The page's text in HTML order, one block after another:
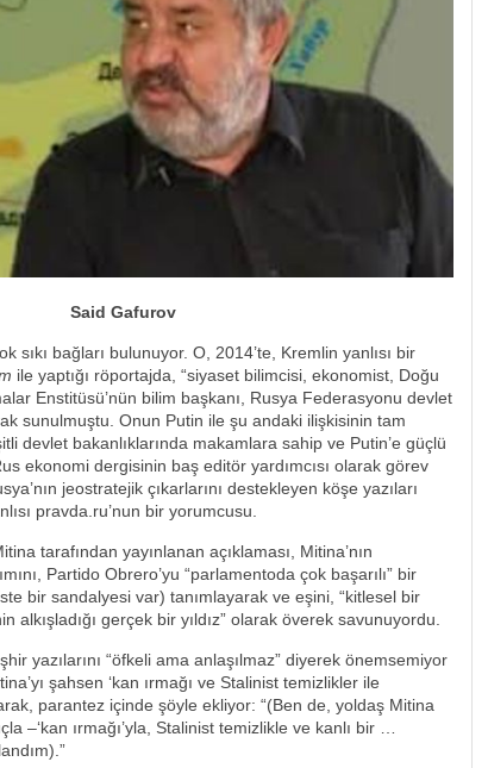
Said Gafurov
sıkı bağları bulunuyor. O, 2014’te, Kremlin yanlısı bir
ile yaptığı röportajda, “siyaset bilimcisi, ekonomist, Doğu
Enstitüsü’nün bilim başkanı, Rusya Federasyonu devlet
sunulmuştu. Onun Putin ile şu andaki ilişkisinin tam
devlet bakanlıklarında makamlara sahip ve Putin’e güçlü
ekonomi dergisinin baş editör yardımcısı olarak görev
jeostratejik çıkarlarını destekleyen köşe yazıları
pravda.ru’nun bir yorumcusu.
tarafından yayınlanan açıklaması, Mitina’nın
Partido Obrero’yu “parlamentoda çok başarılı” bir
bir sandalyesi var) tanımlayarak ve eşini, “kitlesel bir
alkışladığı gerçek bir yıldız” olarak överek savunuyordu.
yazılarını “öfkeli ama anlaşılmaz” diyerek önemsemiyor
şahsen ‘kan ırmağı ve Stalinist temizlikler ile
parantez içinde şöyle ekliyor: “(Ben de, yoldaş Mitina
–‘kan ırmağı’yla, Stalinist temizlikle ve kanlı bir …